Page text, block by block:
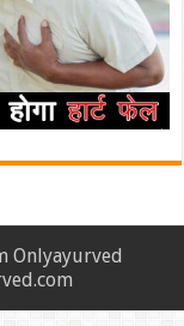
Onlyayurved